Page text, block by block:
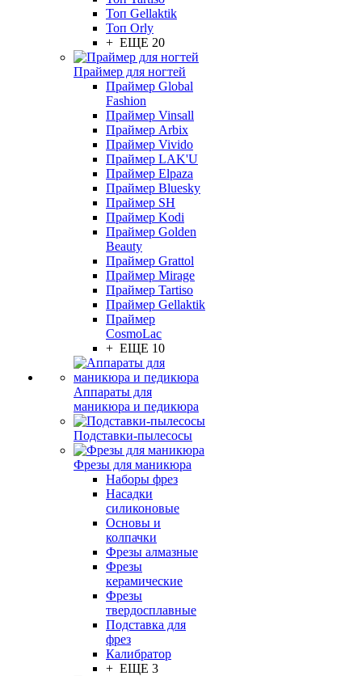
Топ Gellaktik
Топ Orly
+ ЕЩЕ 20
Праймер для ногтей
Праймер Global
Fashion
Праймер Vinsall
Праймер Arbix
Праймер Vivido
Праймер LAK'U
Праймер Elpaza
Праймер Bluesky
Праймер SH
Праймер Kodi
Праймер Golden
Beauty
Праймер Grattol
Праймер Mirage
Праймер Tartiso
Праймер Gellaktik
Праймер
CosmoLac
+ ЕЩЕ 10
Аппараты для
маникюра и педикюра
Подставки-пылесосы
Фрезы для маникюра
Наборы фрез
Насадки
силиконовые
Основы и
колпачки
Фрезы алмазные
Фрезы
керамические
Фрезы
твердосплавные
Подставка для
фрез
Калибратор
+ ЕЩЕ 3